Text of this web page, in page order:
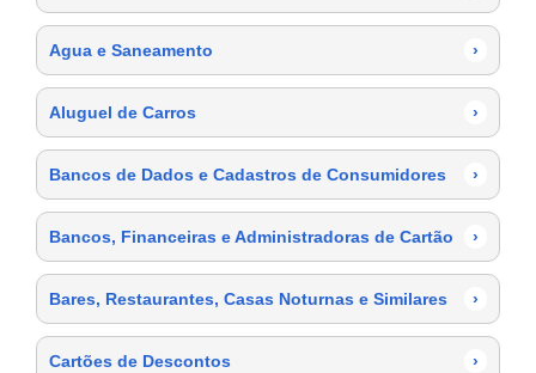
Agua e Saneamento ›
Aluguel de Carros ›
Bancos de Dados e Cadastros de Consumidores ›
Bancos, Financeiras e Administradoras de Cartão ›
Bares, Restaurantes, Casas Noturnas e Similares ›
Cartões de Descontos ›